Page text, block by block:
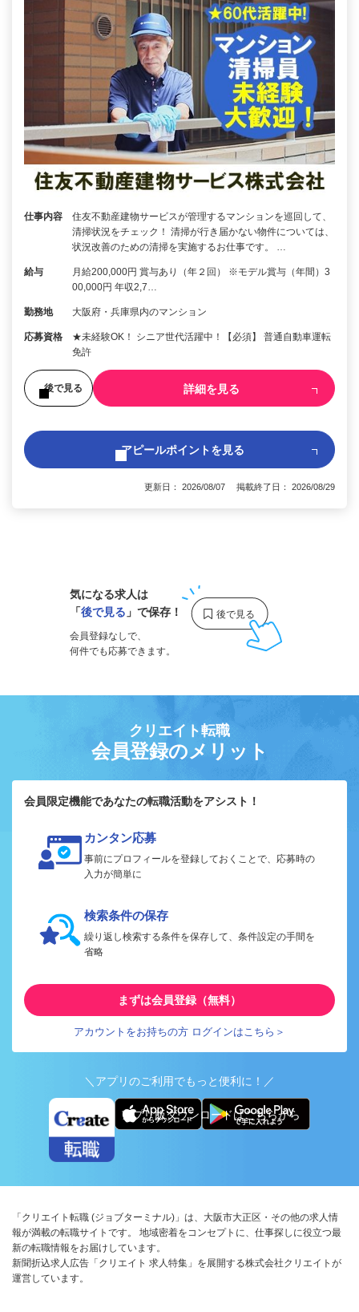
仕事内容
住友不動産建物サービスが管理するマンションを巡回して、
清掃状況をチェック！ 清掃が行き届かない物件については、
状況改善のための清掃を実施するお仕事です。 …
給与
月給200,000円 賞与あり（年２回） ※モデル賞与（年間）3
00,000円 年収2,7…
勤務地 大阪府・兵庫県内のマンション
応募資格
★未経験OK！ シニア世代活躍中！【必須】 普通自動車運転
免許
後で見る 詳細を見る
アピールポイントを見る
更新日： 2026/08/07 掲載終了日： 2026/08/29
気になる求人は
「後で見る 」で保存！
会員登録なしで、
何件でも応募できます。
クリエイト転職
会員登録のメリット
会員限定機能であなたの転職活動をアシスト！
カンタン応募
事前にプロフィールを登録しておくことで、応募時の
入力が簡単に
検索条件の保存
繰り返し検索する条件を保存して、条件設定の手間を
省略
まずは会員登録（無料）
アカウントをお持ちの方 ログインはこちら＞
＼アプリのご利用でもっと便利に！／
アプリ版ダウンロードはこちらから
「クリエイト転職 (ジョブターミナル)」は、大阪市大正区・その他の求人情
報が満載の転職サイトです。 地域密着をコンセプトに、仕事探しに役立つ最
新の転職情報をお届けしています。
新聞折込求人広告「クリエイト 求人特集」を展開する株式会社クリエイトが
運営しています。